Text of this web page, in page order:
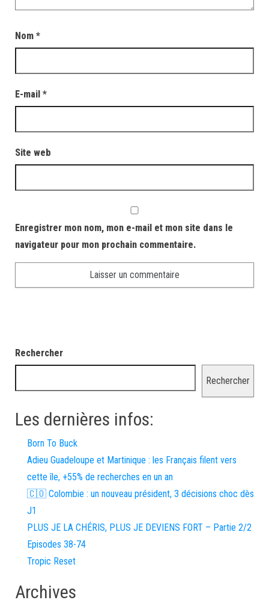
Nom *
E-mail *
Site web
Enregistrer mon nom, mon e-mail et mon site dans le
navigateur pour mon prochain commentaire.
Rechercher
Rechercher
Les dernières infos:
Born To Buck
Adieu Guadeloupe et Martinique : les Français filent vers
cette île, +55% de recherches en un an
🇨🇴 Colombie : un nouveau président, 3 décisions choc dès
J1
PLUS JE LA CHÉRIS, PLUS JE DEVIENS FORT – Partie 2/2
Episodes 38-74
Tropic Reset
Archives